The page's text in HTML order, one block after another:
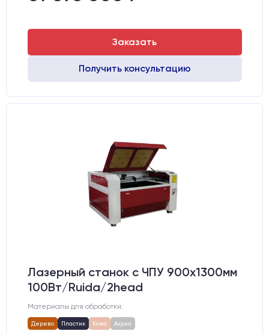
Заказать
Получить консультацию
Лазерный станок c ЧПУ 900х1300мм
100Вт/Ruida/2head
Материалы для обработки:
Дерево Пластик Кожа Акрил